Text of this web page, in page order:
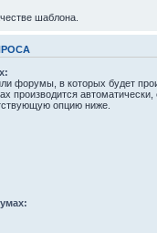
шаблона.
форумы, в которых будет
производится
опцию ниже.